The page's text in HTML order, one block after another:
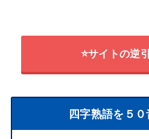
⭐サイトの逆
四字熟語を５